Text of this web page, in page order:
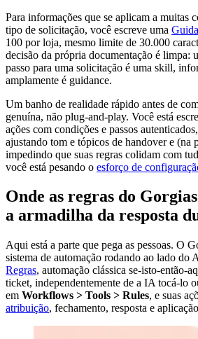
Para informações que se aplicam a muitas
tipo de solicitação, você escreve uma
100 por loja, mesmo limite de 30.000
decisão da própria documentação é limpa:
passo para uma solicitação é uma skill,
amplamente é guidance.
Um banho de realidade rápido antes de
genuína, não plug-and-play. Você está
ações com condições e passos
ajustando tom e tópicos de handover e (na
impedindo que suas regras colidam com
você está pesando o esforço de
Onde as regras do
a armadilha da resposta
Aqui está a parte que pega as pessoas. O
sistema de automação rodando ao lado do
Regras, automação clássica se-isto-então-
ticket, independentemente de a IA tocá-lo
em Workflows > Tools > Rules, e suas
atribuição, fechamento, resposta e